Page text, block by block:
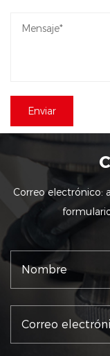
Correo electrónico: